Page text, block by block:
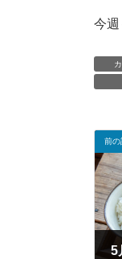
今
前の
5